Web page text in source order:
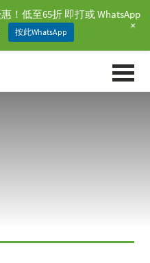
！低至65折 即打或 WhatsApp
按此WhatsApp +